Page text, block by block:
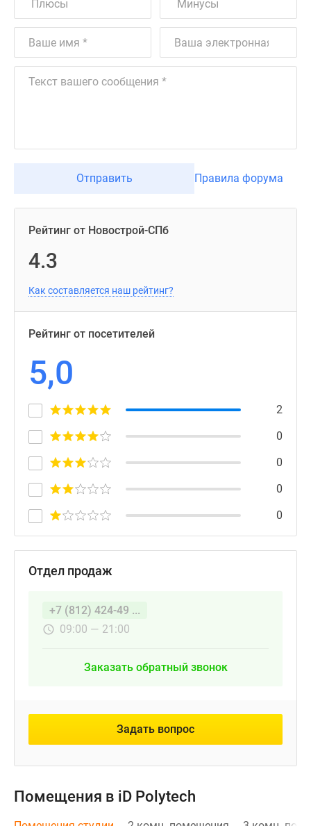
Отправить Правила форума
Рейтинг от Новострой-СПб
4.3
Как составляется наш рейтинг?
Рейтинг от посетителей
5,0
2
0
0
0
0
Отдел продаж
+7 (812) 424-49 ...
09:00 — 21:00
Заказать обратный звонок
Задать вопрос
Помещения в iD Polytech